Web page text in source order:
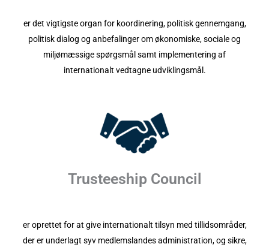
er det vigtigste organ for koordinering, politisk gennemgang,
politisk dialog og anbefalinger om økonomiske, sociale og
miljømæssige spørgsmål samt implementering af
internationalt vedtagne udviklingsmål.
Trusteeship Council
er oprettet for at give internationalt tilsyn med tillidsområder,
der er underlagt syv medlemslandes administration, og sikre,